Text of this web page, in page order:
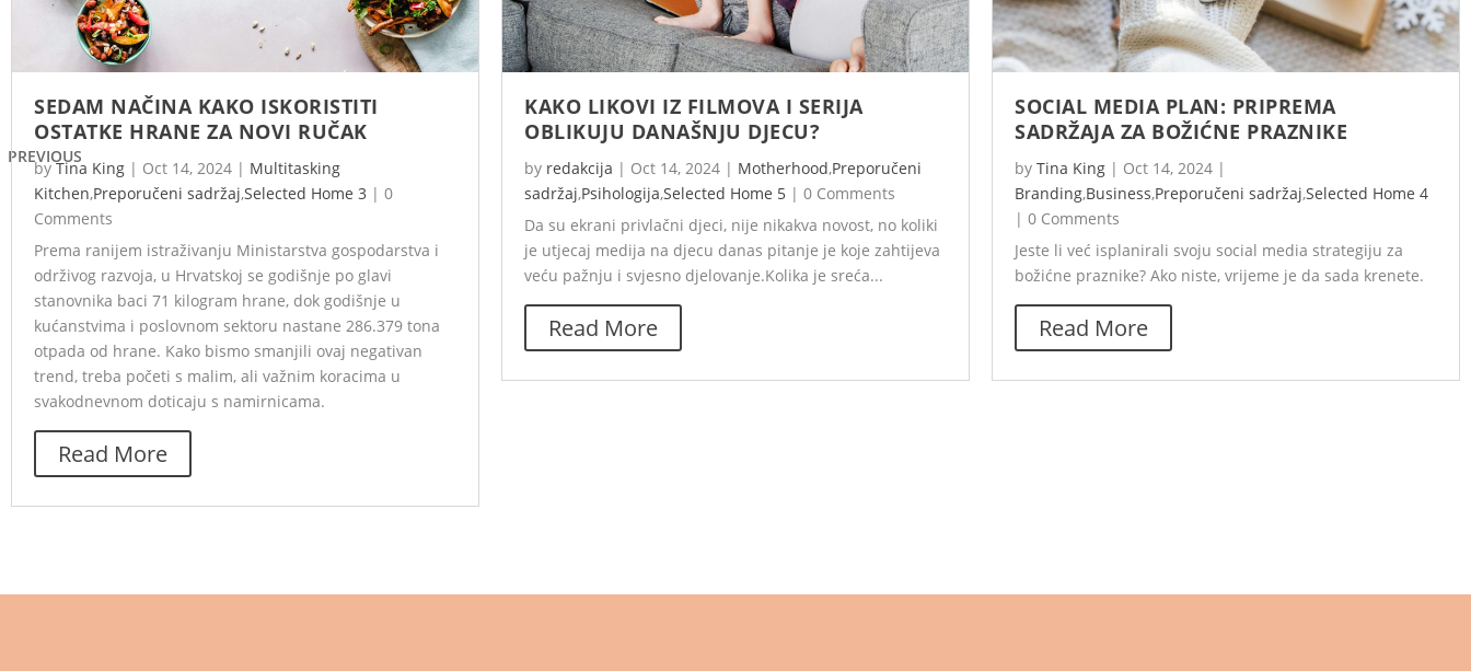
PREVIOUS
SEDAM NAČINA KAKO ISKORISTITI
OSTATKE HRANE ZA NOVI RUČAK
by Tina King | Oct 14, 2024 | Multitasking
Kitchen,Preporučeni sadržaj,Selected Home 3 | 0
Comments
Prema ranijem istraživanju Ministarstva gospodarstva i
održivog razvoja, u Hrvatskoj se godišnje po glavi
stanovnika baci 71 kilogram hrane, dok godišnje u
kućanstvima i poslovnom sektoru nastane 286.379 tona
otpada od hrane. Kako bismo smanjili ovaj negativan
trend, treba početi s malim, ali važnim koracima u
svakodnevnom doticaju s namirnicama.
Read More
KAKO LIKOVI IZ FILMOVA I SERIJA
OBLIKUJU DANAŠNJU DJECU?
by redakcija | Oct 14, 2024 | Motherhood,Preporučeni
sadržaj,Psihologija,Selected Home 5 | 0 Comments
Da su ekrani privlačni djeci, nije nikakva novost, no koliki
je utjecaj medija na djecu danas pitanje je koje zahtijeva
veću pažnju i svjesno djelovanje.Kolika je sreća...
Read More
SOCIAL MEDIA PLAN: PRIPREMA
SADRŽAJA ZA BOŽIĆNE PRAZNIKE
by Tina King | Oct 14, 2024 |
Branding,Business,Preporučeni sadržaj,Selected Home 4
| 0 Comments
Jeste li već isplanirali svoju social media strategiju za
božićne praznike? Ako niste, vrijeme je da sada krenete.
Read More